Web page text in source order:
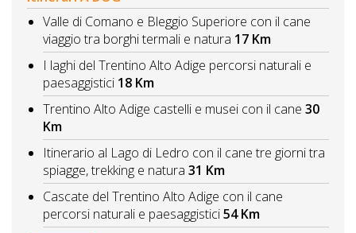
Valle di Comano e Bleggio Superiore con il cane
viaggio tra borghi termali e natura 17 Km
I laghi del Trentino Alto Adige percorsi naturali e
paesaggistici 18 Km
Trentino Alto Adige castelli e musei con il cane 30
Km
Itinerario al Lago di Ledro con il cane tre giorni tra
spiagge, trekking e natura 31 Km
Cascate del Trentino Alto Adige con il cane
percorsi naturali e paesaggistici54 Km